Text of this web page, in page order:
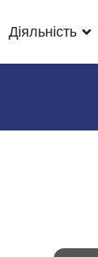
Діяльність